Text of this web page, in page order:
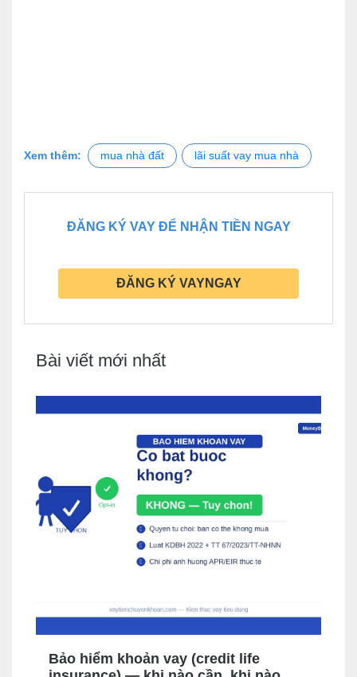
Xem thêm: mua nhà đất lãi suất vay mua nhà
ĐĂNG KÝ VAY ĐỂ NHẬN TIỀN NGAY
ĐĂNG KÝ VAYNGAY
Bài viết mới nhất
Bảo hiểm khoản vay (credit life